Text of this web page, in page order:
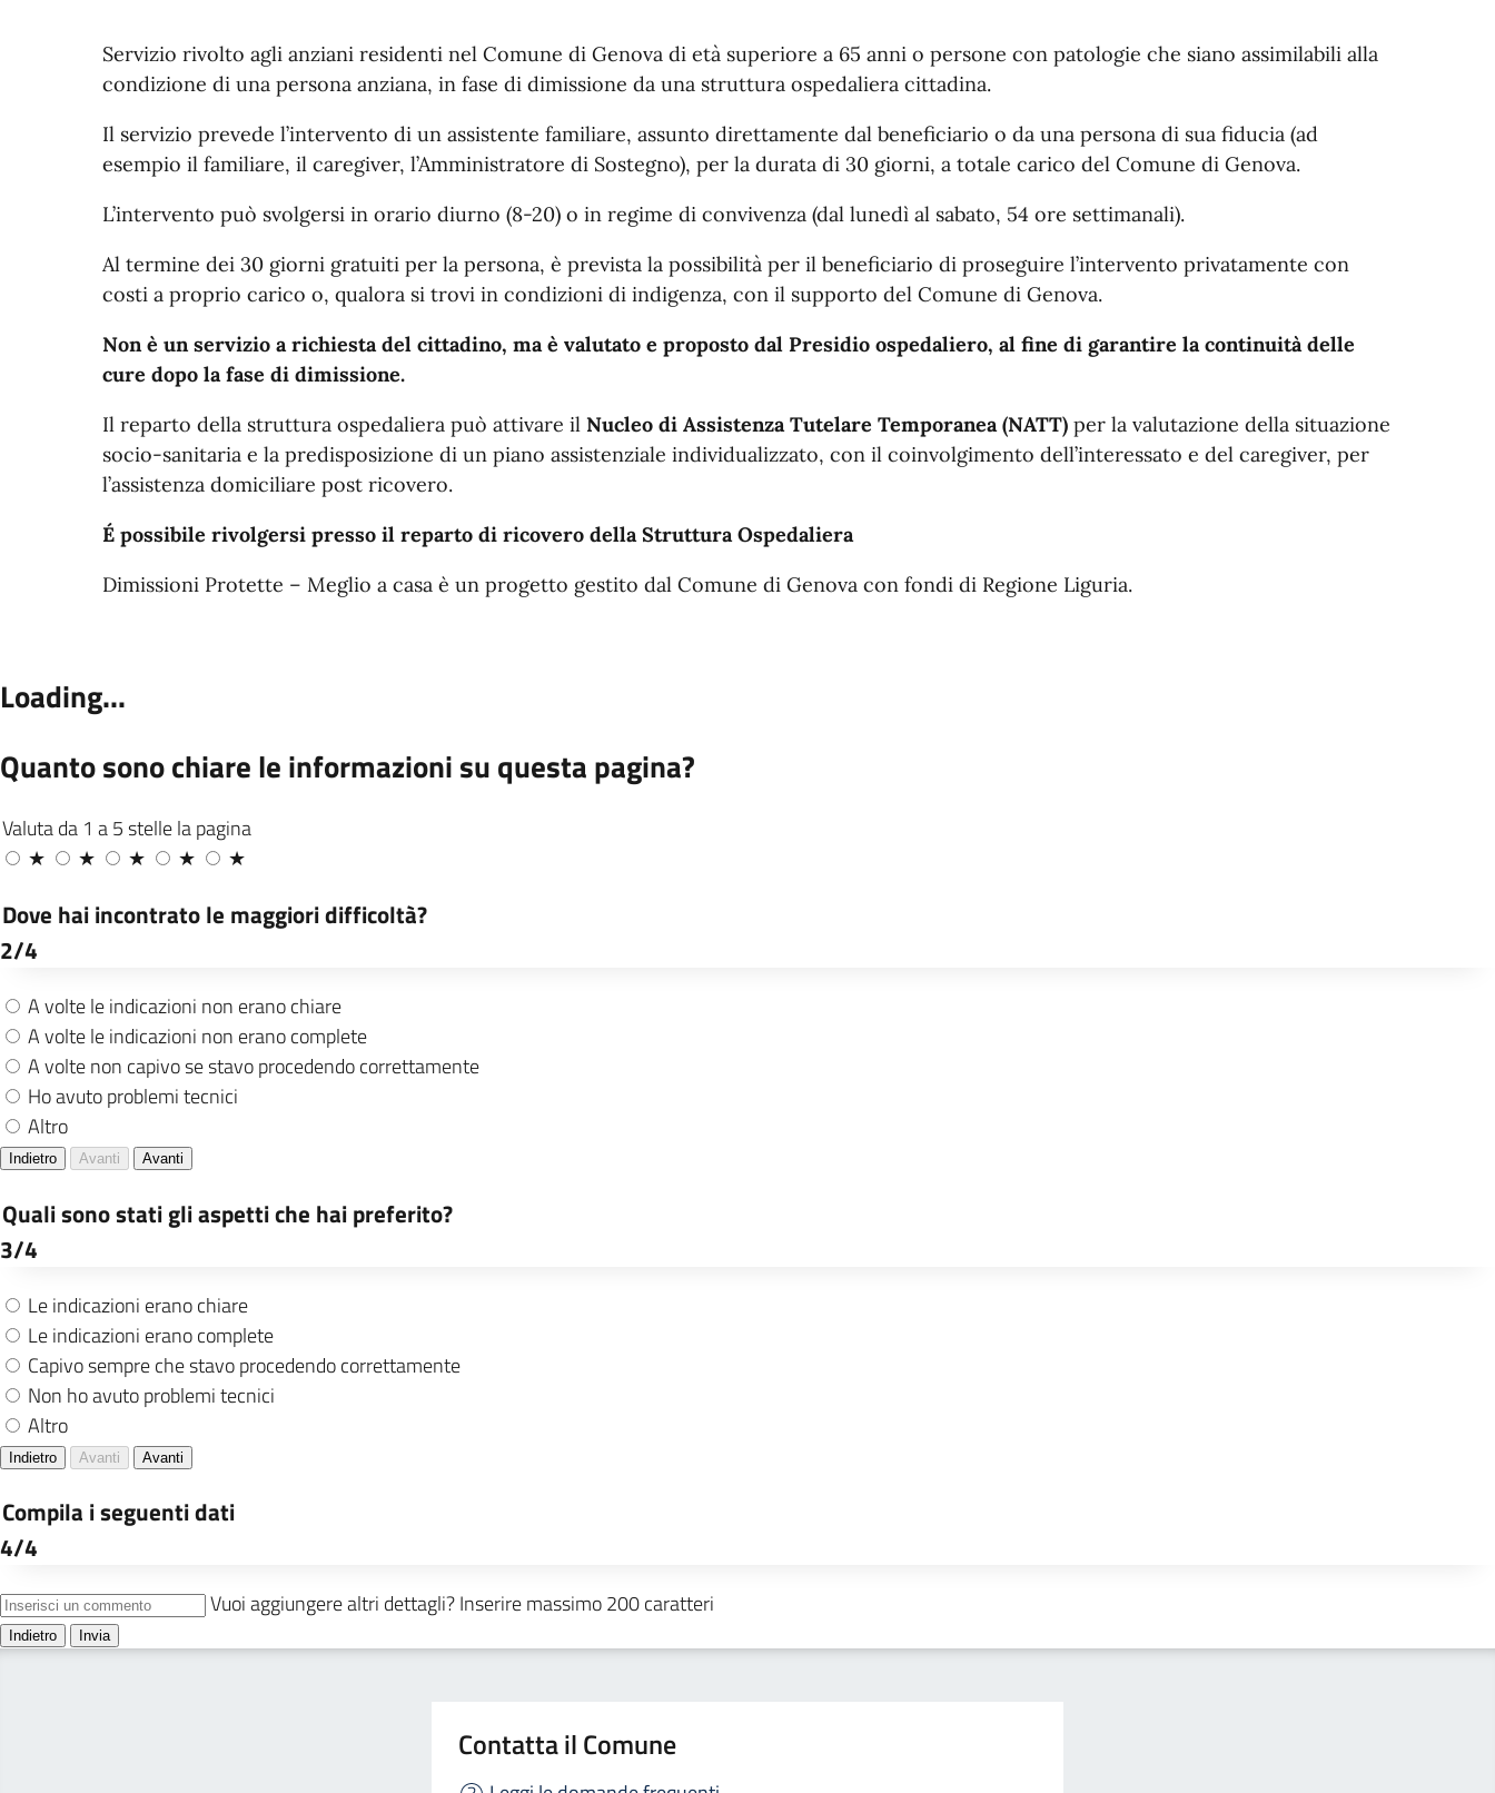
Servizio rivolto agli anziani residenti nel Comune di Genova di età superiore a 65 anni o persone con patologie che siano assimilabili alla
condizione di una persona anziana, in fase di dimissione da una struttura ospedaliera cittadina.
Il servizio prevede l’intervento di un assistente familiare, assunto direttamente dal beneficiario o da una persona di sua fiducia (ad
esempio il familiare, il caregiver, l’Amministratore di Sostegno), per la durata di 30 giorni, a totale carico del Comune di Genova.
L’intervento può svolgersi in orario diurno (8-20) o in regime di convivenza (dal lunedì al sabato, 54 ore settimanali).
Al termine dei 30 giorni gratuiti per la persona, è prevista la possibilità per il beneficiario di proseguire l’intervento privatamente con
costi a proprio carico o, qualora si trovi in condizioni di indigenza, con il supporto del Comune di Genova.
Non è un servizio a richiesta del cittadino, ma è valutato e proposto dal Presidio ospedaliero, al fine di garantire la continuità delle
cure dopo la fase di dimissione.
Il reparto della struttura ospedaliera può attivare il Nucleo di Assistenza Tutelare Temporanea (NATT) per la valutazione della situazione
socio-sanitaria e la predisposizione di un piano assistenziale individualizzato, con il coinvolgimento dell’interessato e del caregiver, per
l’assistenza domiciliare post ricovero.
É possibile rivolgersi presso il reparto di ricovero della Struttura Ospedaliera
Dimissioni Protette – Meglio a casa è un progetto gestito dal Comune di Genova con fondi di Regione Liguria.
Contatta il Comune